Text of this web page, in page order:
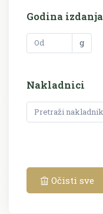
Godina izdanja
g
Nakladnici
Očisti sve